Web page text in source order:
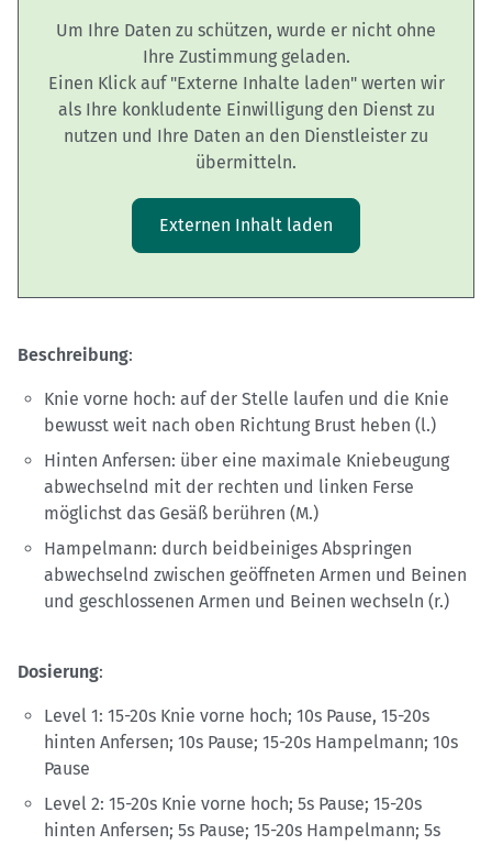
Um Ihre Daten zu schützen, wurde er nicht ohne
Ihre Zustimmung geladen.
Einen Klick auf "Externe Inhalte laden" werten wir
als Ihre konkludente Einwilligung den Dienst zu
nutzen und Ihre Daten an den Dienstleister zu
übermitteln.
Externen Inhalt laden
Beschreibung:
Knie vorne hoch: auf der Stelle laufen und die Knie
bewusst weit nach oben Richtung Brust heben (l.)
Hinten Anfersen: über eine maximale Kniebeugung
abwechselnd mit der rechten und linken Ferse
möglichst das Gesäß berühren (M.)
Hampelmann: durch beidbeiniges Abspringen
abwechselnd zwischen geöffneten Armen und Beinen
und geschlossenen Armen und Beinen wechseln (r.)
Dosierung:
Level 1: 15-20s Knie vorne hoch; 10s Pause, 15-20s
hinten Anfersen; 10s Pause; 15-20s Hampelmann; 10s
Pause
Level 2: 15-20s Knie vorne hoch; 5s Pause; 15-20s
hinten Anfersen; 5s Pause; 15-20s Hampelmann; 5s